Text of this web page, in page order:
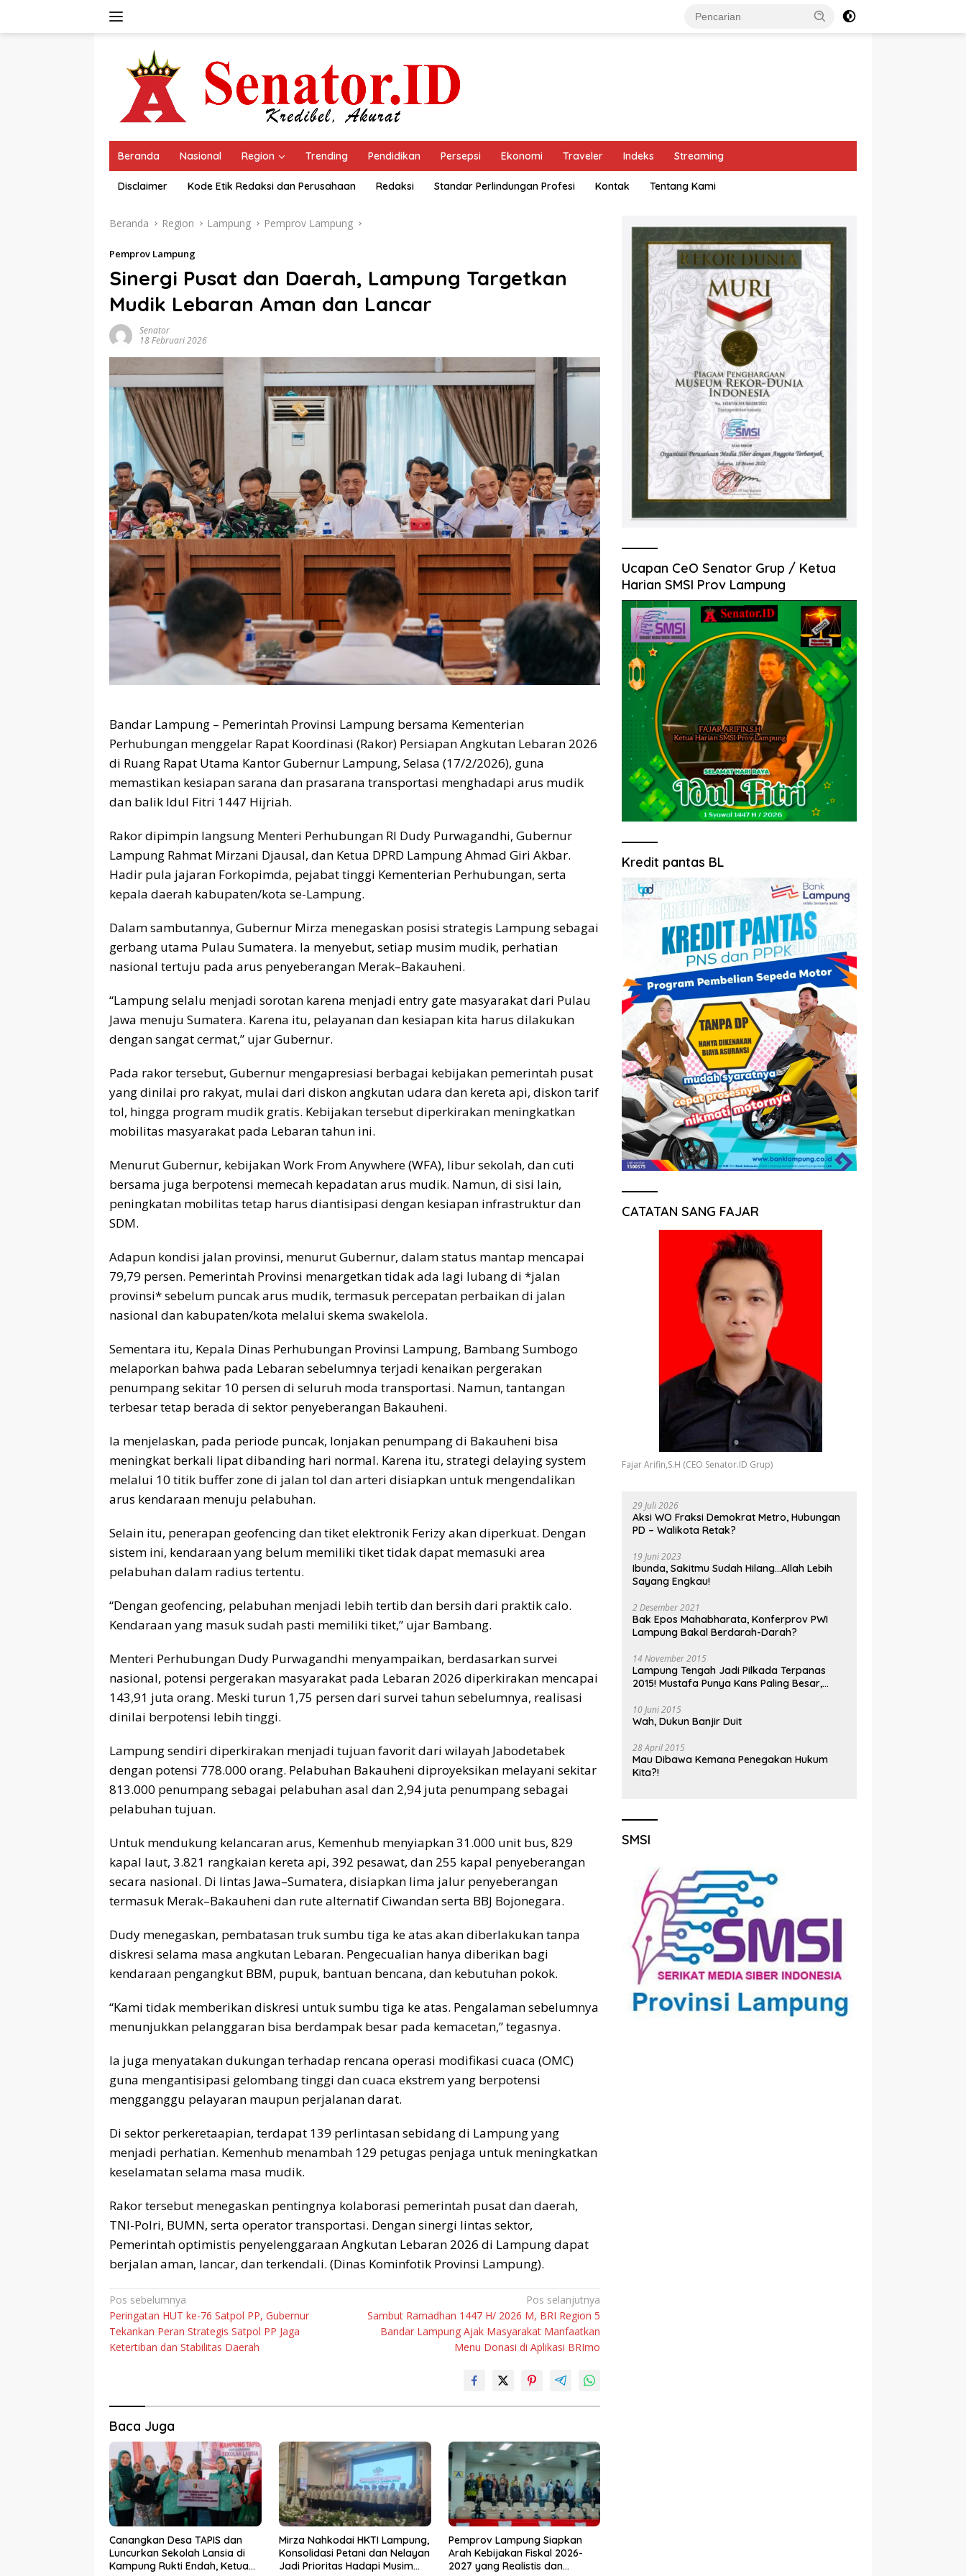
Beranda Nasional Region Trending Pendidikan Persepsi Ekonomi Traveler Indeks Streaming
Disclaimer Kode Etik Redaksi dan Perusahaan Redaksi Standar Perlindungan Profesi Kontak Tentang Kami
Beranda Region Lampung Pemprov Lampung
Pemprov Lampung
Sinergi Pusat dan Daerah, Lampung Targetkan
Mudik Lebaran Aman dan Lancar
Senator
18 Februari 2026
Bandar Lampung – Pemerintah Provinsi Lampung bersama Kementerian
Perhubungan menggelar Rapat Koordinasi (Rakor) Persiapan Angkutan Lebaran 2026
di Ruang Rapat Utama Kantor Gubernur Lampung, Selasa (17/2/2026), guna
memastikan kesiapan sarana dan prasarana transportasi menghadapi arus mudik
dan balik Idul Fitri 1447 Hijriah.
Rakor dipimpin langsung Menteri Perhubungan RI Dudy Purwagandhi, Gubernur
Lampung Rahmat Mirzani Djausal, dan Ketua DPRD Lampung Ahmad Giri Akbar.
Hadir pula jajaran Forkopimda, pejabat tinggi Kementerian Perhubungan, serta
kepala daerah kabupaten/kota se-Lampung.
Dalam sambutannya, Gubernur Mirza menegaskan posisi strategis Lampung sebagai
gerbang utama Pulau Sumatera. Ia menyebut, setiap musim mudik, perhatian
nasional tertuju pada arus penyeberangan Merak–Bakauheni.
“Lampung selalu menjadi sorotan karena menjadi entry gate masyarakat dari Pulau
Jawa menuju Sumatera. Karena itu, pelayanan dan kesiapan kita harus dilakukan
dengan sangat cermat,” ujar Gubernur.
Pada rakor tersebut, Gubernur mengapresiasi berbagai kebijakan pemerintah pusat
yang dinilai pro rakyat, mulai dari diskon angkutan udara dan kereta api, diskon tarif
tol, hingga program mudik gratis. Kebijakan tersebut diperkirakan meningkatkan
mobilitas masyarakat pada Lebaran tahun ini.
Menurut Gubernur, kebijakan Work From Anywhere (WFA), libur sekolah, dan cuti
bersama juga berpotensi memecah kepadatan arus mudik. Namun, di sisi lain,
peningkatan mobilitas tetap harus diantisipasi dengan kesiapan infrastruktur dan
SDM.
Adapun kondisi jalan provinsi, menurut Gubernur, dalam status mantap mencapai
79,79 persen. Pemerintah Provinsi menargetkan tidak ada lagi lubang di *jalan
provinsi* sebelum puncak arus mudik, termasuk percepatan perbaikan di jalan
nasional dan kabupaten/kota melalui skema swakelola.
Sementara itu, Kepala Dinas Perhubungan Provinsi Lampung, Bambang Sumbogo
melaporkan bahwa pada Lebaran sebelumnya terjadi kenaikan pergerakan
penumpang sekitar 10 persen di seluruh moda transportasi. Namun, tantangan
terbesar tetap berada di sektor penyeberangan Bakauheni.
Ia menjelaskan, pada periode puncak, lonjakan penumpang di Bakauheni bisa
meningkat berkali lipat dibanding hari normal. Karena itu, strategi delaying system
melalui 10 titik buffer zone di jalan tol dan arteri disiapkan untuk mengendalikan
arus kendaraan menuju pelabuhan.
Selain itu, penerapan geofencing dan tiket elektronik Ferizy akan diperkuat. Dengan
sistem ini, kendaraan yang belum memiliki tiket tidak dapat memasuki area
pelabuhan dalam radius tertentu.
“Dengan geofencing, pelabuhan menjadi lebih tertib dan bersih dari praktik calo.
Kendaraan yang masuk sudah pasti memiliki tiket,” ujar Bambang.
Menteri Perhubungan Dudy Purwagandhi menyampaikan, berdasarkan survei
nasional, potensi pergerakan masyarakat pada Lebaran 2026 diperkirakan mencapai
143,91 juta orang. Meski turun 1,75 persen dari survei tahun sebelumnya, realisasi
dinilai berpotensi lebih tinggi.
Lampung sendiri diperkirakan menjadi tujuan favorit dari wilayah Jabodetabek
dengan potensi 778.000 orang. Pelabuhan Bakauheni diproyeksikan melayani sekitar
813.000 penumpang sebagai pelabuhan asal dan 2,94 juta penumpang sebagai
pelabuhan tujuan.
Untuk mendukung kelancaran arus, Kemenhub menyiapkan 31.000 unit bus, 829
kapal laut, 3.821 rangkaian kereta api, 392 pesawat, dan 255 kapal penyeberangan
secara nasional. Di lintas Jawa–Sumatera, disiapkan lima jalur penyeberangan
termasuk Merak–Bakauheni dan rute alternatif Ciwandan serta BBJ Bojonegara.
Dudy menegaskan, pembatasan truk sumbu tiga ke atas akan diberlakukan tanpa
diskresi selama masa angkutan Lebaran. Pengecualian hanya diberikan bagi
kendaraan pengangkut BBM, pupuk, bantuan bencana, dan kebutuhan pokok.
“Kami tidak memberikan diskresi untuk sumbu tiga ke atas. Pengalaman sebelumnya
menunjukkan pelanggaran bisa berdampak besar pada kemacetan,” tegasnya.
Ia juga menyatakan dukungan terhadap rencana operasi modifikasi cuaca (OMC)
guna mengantisipasi gelombang tinggi dan cuaca ekstrem yang berpotensi
mengganggu pelayaran maupun perjalanan darat.
Di sektor perkeretaapian, terdapat 139 perlintasan sebidang di Lampung yang
menjadi perhatian. Kemenhub menambah 129 petugas penjaga untuk meningkatkan
keselamatan selama masa mudik.
Rakor tersebut menegaskan pentingnya kolaborasi pemerintah pusat dan daerah,
TNI-Polri, BUMN, serta operator transportasi. Dengan sinergi lintas sektor,
Pemerintah optimistis penyelenggaraan Angkutan Lebaran 2026 di Lampung dapat
berjalan aman, lancar, dan terkendali. (Dinas Kominfotik Provinsi Lampung).
Navigasi
pos
Pos sebelumnya
Peringatan HUT ke-76 Satpol PP, Gubernur
Tekankan Peran Strategis Satpol PP Jaga
Ketertiban dan Stabilitas Daerah
Pos selanjutnya
Sambut Ramadhan 1447 H/ 2026 M, BRI Region 5
Bandar Lampung Ajak Masyarakat Manfaatkan
Menu Donasi di Aplikasi BRImo
Baca Juga
Canangkan Desa TAPIS dan
Luncurkan Sekolah Lansia di
Kampung Rukti Endah, Ketua
Mirza Nahkodai HKTI Lampung,
Konsolidasi Petani dan Nelayan
Jadi Prioritas Hadapi Musim
Pemprov Lampung Siapkan
Arah Kebijakan Fiskal 2026-
2027 yang Realistis dan
Ucapan CeO Senator Grup / Ketua
Harian SMSI Prov Lampung
Kredit pantas BL
CATATAN SANG FAJAR
Fajar Arifin,S.H (CEO Senator.ID Grup)
29 Juli 2026
Aksi WO Fraksi Demokrat Metro, Hubungan
PD – Walikota Retak?
19 Juni 2023
Ibunda, Sakitmu Sudah Hilang…Allah Lebih
Sayang Engkau!
2 Desember 2021
Bak Epos Mahabharata, Konferprov PWI
Lampung Bakal Berdarah-Darah?
14 November 2015
Lampung Tengah Jadi Pilkada Terpanas
2015! Mustafa Punya Kans Paling Besar,
10 Juni 2015
Wah, Dukun Banjir Duit
28 April 2015
Mau Dibawa Kemana Penegakan Hukum
Kita?!
SMSI